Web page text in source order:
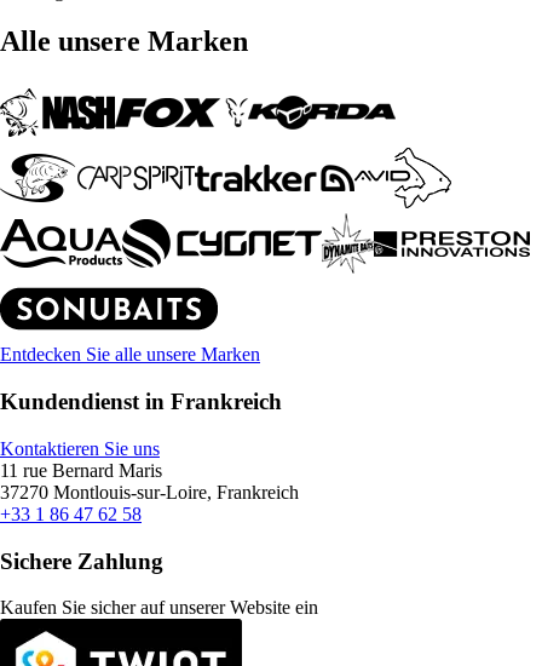
Alle unsere Marken
Entdecken Sie alle unsere Marken
Kundendienst in Frankreich
Kontaktieren Sie uns
11 rue Bernard Maris
37270 Montlouis-sur-Loire, Frankreich
+33 1 86 47 62 58
Sichere Zahlung
Kaufen Sie sicher auf unserer Website ein